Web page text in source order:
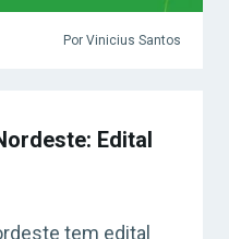
Por Vinicius Santos
Edital
tem edital